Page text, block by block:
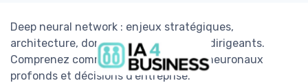
Deep neural network : enjeux stratégiques,
architecture, données et risques pour dirigeants.
Comprenez comment aligner réseaux neuronaux
profonds et décisions d’entreprise.